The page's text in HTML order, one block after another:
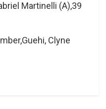
Martinelli (A),39
Clyne